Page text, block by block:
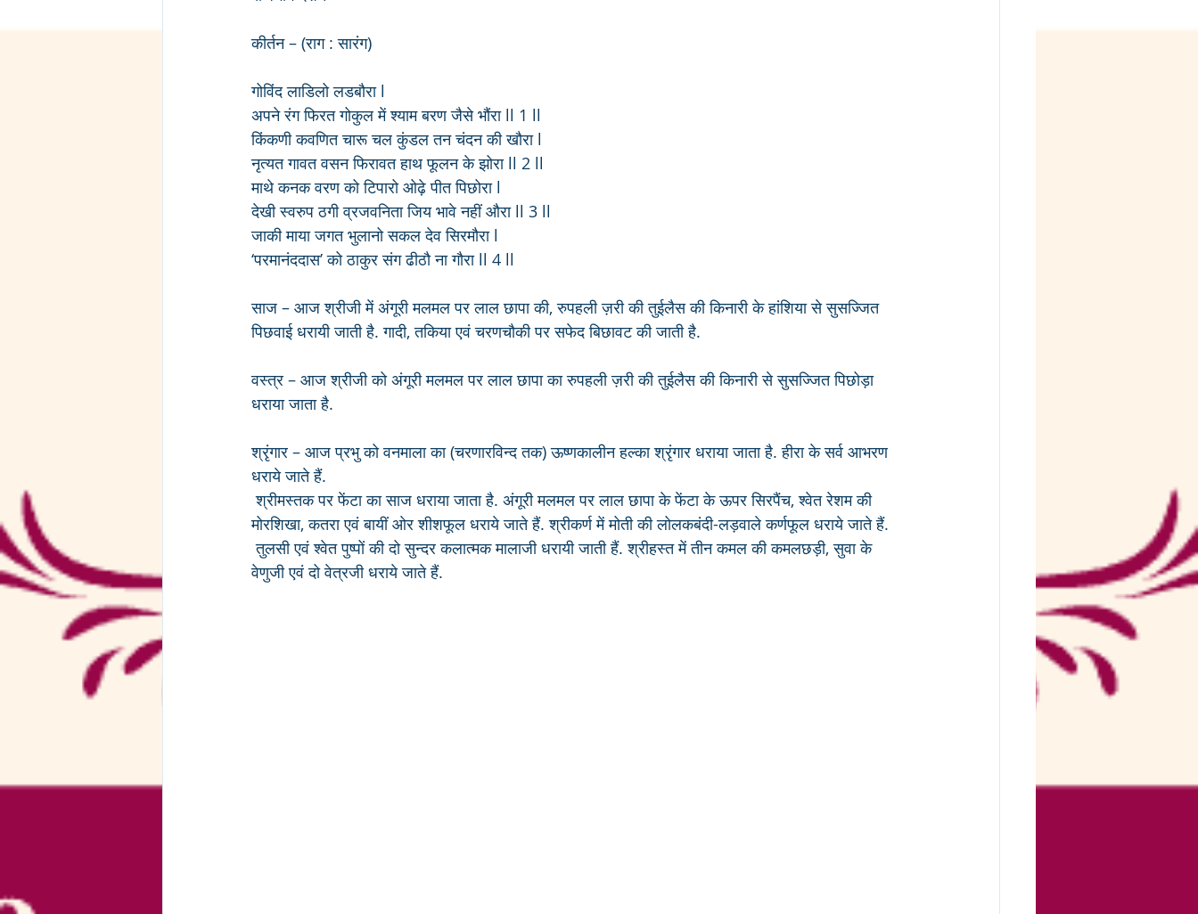
कीर्तन – (राग : सारंग)
गोविंद लाडिलो लडबौरा l
अपने रंग फिरत गोकुल में श्याम बरण जैसे भौंरा ll 1 ll
किंकणी कवणित चारू चल कुंडल तन चंदन की खौरा l
नृत्यत गावत वसन फिरावत हाथ फूलन के झोरा ll 2 ll
माथे कनक वरण को टिपारो ओढ़े पीत पिछोरा l
देखी स्वरुप ठगी व्रजवनिता जिय भावे नहीं औरा ll 3 ll
जाकी माया जगत भुलानो सकल देव सिरमौरा l
‘परमानंददास’ को ठाकुर संग ढीठौ ना गौरा ll 4 ll
साज – आज श्रीजी में अंगूरी मलमल पर लाल छापा की, रुपहली ज़री की तुईलैस की किनारी के हांशिया से सुसज्जित
पिछवाई धरायी जाती है. गादी, तकिया एवं चरणचौकी पर सफेद बिछावट की जाती है.
वस्त्र – आज श्रीजी को अंगूरी मलमल पर लाल छापा का रुपहली ज़री की तुईलैस की किनारी से सुसज्जित पिछोड़ा
धराया जाता है.
श्रृंगार – आज प्रभु को वनमाला का (चरणारविन्द तक) ऊष्णकालीन हल्का श्रृंगार धराया जाता है. हीरा के सर्व आभरण
धराये जाते हैं.
श्रीमस्तक पर फेंटा का साज धराया जाता है. अंगूरी मलमल पर लाल छापा के फेंटा के ऊपर सिरपैंच, श्वेत रेशम की
मोरशिखा, कतरा एवं बायीं ओर शीशफूल धराये जाते हैं. श्रीकर्ण में मोती की लोलकबंदी-लड़वाले कर्णफूल धराये जाते हैं.
तुलसी एवं श्वेत पुष्पों की दो सुन्दर कलात्मक मालाजी धरायी जाती हैं. श्रीहस्त में तीन कमल की कमलछड़ी, सुवा के
वेणुजी एवं दो वेत्रजी धराये जाते हैं.